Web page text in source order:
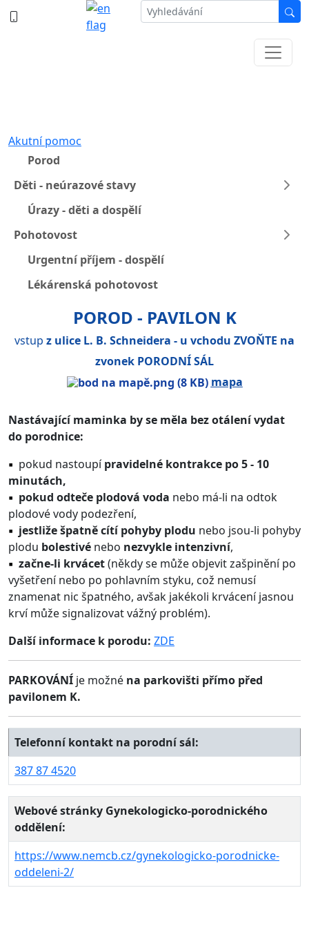
Akutní pomoc
Porod
Děti - neúrazové stavy
Úrazy - děti a dospělí
Pohotovost
Urgentní příjem - dospělí
Lékárenská pohotovost
POROD - PAVILON K
vstup z ulice L. B. Schneidera - u vchodu ZVOŇTE na
zvonek PORODNÍ SÁL
mapa
Nastávající maminka by se měla bez otálení vydat
do porodnice:
▪︎ pokud nastoupípravidelné kontrakce po 5 - 10
minutách,
▪︎ pokud odteče plodová voda nebo má-li na odtok
plodové vody podezření,
▪︎ jestliže špatně cítí pohyby plodu nebo jsou-li pohyby
plodu bolestivé nebo nezvykle intenzivní,
▪︎ začne-li krvácet(někdy se může objevit zašpinění po
vyšetření nebo po pohlavním styku, což nemusí
znamenat nic špatného, avšak jakékoli krvácení jasnou
krví může signalizovat vážný problém).
Další informace k porodu: ZDE
PARKOVÁNÍ je možné na parkovišti přímo před
pavilonem K.
Telefonní kontakt na porodní sál:
387 87 4520
Webové stránky Gynekologicko-porodnického
oddělení:
https://www.nemcb.cz/gynekologicko-porodnicke-
oddeleni-2/